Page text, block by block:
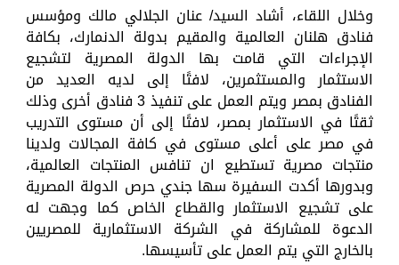
وخلال اللقاء، أشاد السيد/ عنان الجلالي مالك ومؤسس
فنادق هلنان العالمية والمقيم بدولة الدنمارك، بكافة
الإجراءات التي قامت بها الدولة المصرية لتشجيع
الاستثمار والمستثمرين، لافتًا إلى لديه العديد من
الفنادق بمصر ويتم العمل على تنفيذ 3 فنادق أخرى وذلك
ثقتًا في الاستثمار بمصر، لافتًا إلى أن مستوى التدريب
في مصر على أعلى مستوى في كافة المجالات ولدينا
منتجات مصرية تستطيع ان تنافس المنتجات العالمية،
وبدورها أكدت السفيرة سها جندي حرص الدولة المصرية
على تشجيع الاستثمار والقطاع الخاص كما وجهت له
الدعوة للمشاركة في الشركة الاستثمارية للمصريين
بالخارج التي يتم العمل على تأسيسها.